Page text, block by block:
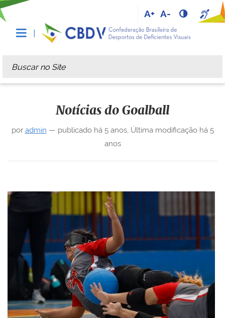
A+ A-
Busca
Busca Avançada…
Notícias do Goalball
por admin — publicado há 5 anos, Última modificação há 5
anos